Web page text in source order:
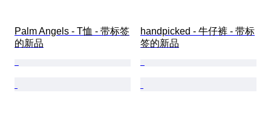
Palm Angels - T恤 - 带标签
的新品
handpicked - 牛仔裤 - 带标
签的新品